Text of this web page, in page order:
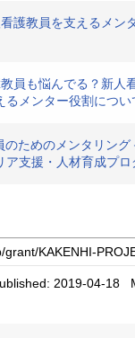
護教員を支えるメン
員も悩んでる？新人
るメンター役割につい
のためのメンタリング
ア支援・人材育成プロ
2019-04-18